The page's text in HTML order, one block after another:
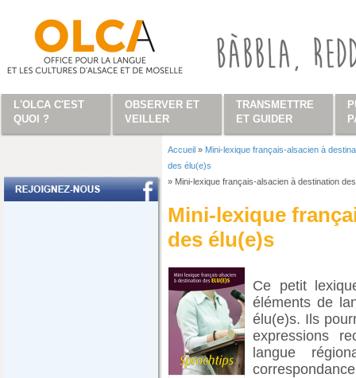
Vous êtes ici
Accueil » Mini-lexique français-alsacien à
des élu(e)s
» Mini-lexique français-alsacien à destination
Mini-lexique
des élu(e)s
Ce petit
éléments de
élu(e)s. Ils
expressions
langue
L'OLCA C'EST
QUOI ?
OBSERVER ET
VEILLER
TRANSMETTRE
ET GUIDER